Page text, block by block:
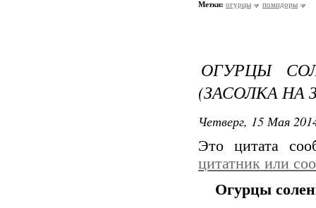
Метки: огурцы помидоры
ОГУРЦЫ
(ЗАСОЛКА НА
Четверг, 15 Мая
Это цитата
цитатник или
Огурцы